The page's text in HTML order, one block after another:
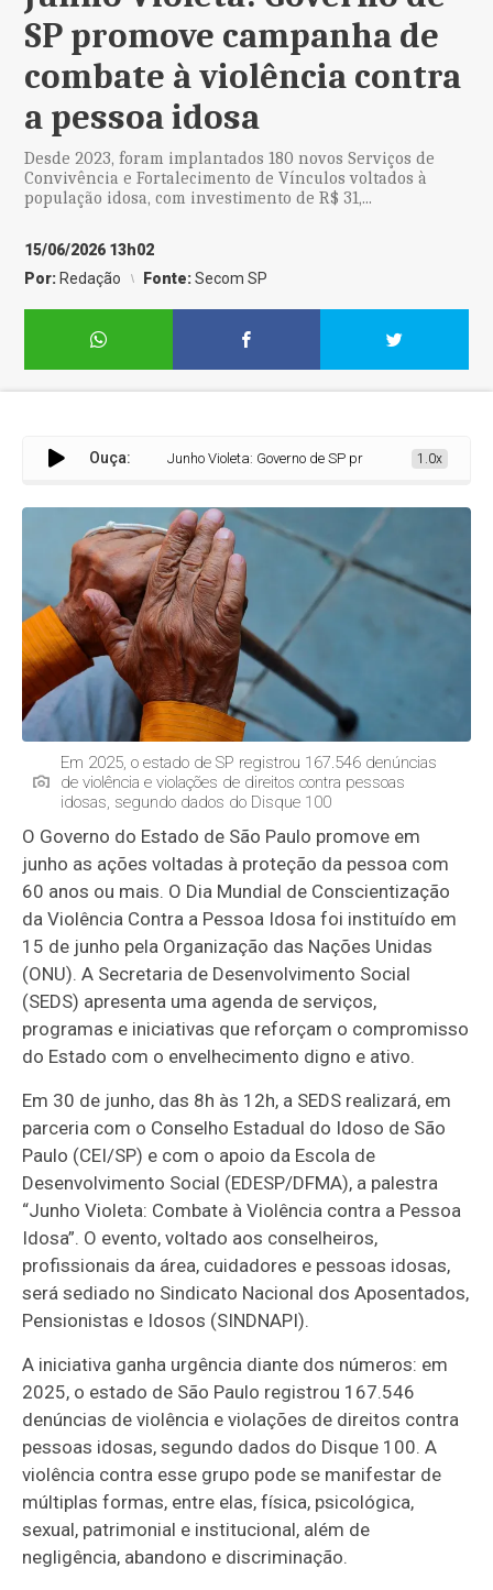
SP promove campanha de
combate à violência contra
a pessoa idosa
Desde 2023, foram implantados 180 novos Serviços de
Convivência e Fortalecimento de Vínculos voltados à
população idosa, com investimento de R$ 31,...
15/06/2026 13h02
Por: Redação Fonte:Secom SP
Ouça: Junho Violeta: Governo de SP promove campanha de
1.0x
Em 2025, o estado de SP registrou 167.546 denúncias
de violência e violações de direitos contra pessoas
idosas, segundo dados do Disque 100
O Governo do Estado de São Paulo promove em
junho as ações voltadas à proteção da pessoa com
60 anos ou mais. O Dia Mundial de Conscientização
da Violência Contra a Pessoa Idosa foi instituído em
15 de junho pela Organização das Nações Unidas
(ONU). A Secretaria de Desenvolvimento Social
(SEDS) apresenta uma agenda de serviços,
programas e iniciativas que reforçam o compromisso
do Estado com o envelhecimento digno e ativo.
Em 30 de junho, das 8h às 12h, a SEDS realizará, em
parceria com o Conselho Estadual do Idoso de São
Paulo (CEI/SP) e com o apoio da Escola de
Desenvolvimento Social (EDESP/DFMA), a palestra
“Junho Violeta: Combate à Violência contra a Pessoa
Idosa”. O evento, voltado aos conselheiros,
profissionais da área, cuidadores e pessoas idosas,
será sediado no Sindicato Nacional dos Aposentados,
Pensionistas e Idosos (SINDNAPI).
A iniciativa ganha urgência diante dos números: em
2025, o estado de São Paulo registrou 167.546
denúncias de violência e violações de direitos contra
pessoas idosas, segundo dados do Disque 100. A
violência contra esse grupo pode se manifestar de
múltiplas formas, entre elas, física, psicológica,
sexual, patrimonial e institucional, além de
negligência, abandono e discriminação.